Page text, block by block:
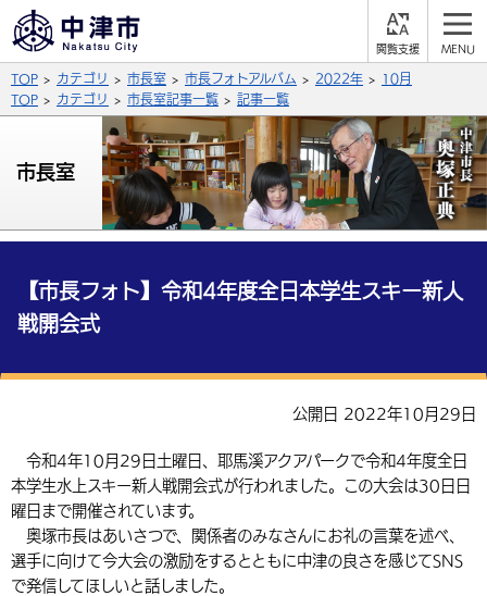
支
背景色
青 白
文字の大きさ
拡大 標準 縮小
英語（English） 中国語（簡体字）
中国語（繁体字） 韓国語（한국어）
公式SNS
X (Twitter) YouTube
サイト内検索
総合メニュー
くらしの情報
届出・登録・証明 保険・年金
健康・予防
税金 住宅・インフラ
環境・衛生
選挙 外国人の方向け情報
事業者の方へ
産業・雇用
農林水産業 税金
都市整備
施設情報 子どもを預ける
手当・助成
相談・支援・情報 計画・施策
観光・移住
観光なび
遊ぶ・体験する グルメ・食べる
市政情報
中津市について 市役所の紹介
TOP カテゴリ 市長室 市長フォトアルバム 2022年
10月
TOP
カテゴリ 市長室記事一覧 記事一覧
市長室
【市長フォト】令和4年度全日本学生スキー新人
戦開会式
公開日 2022年10月29日
令和4年10月29日土曜日、耶馬溪アクアパークで令和4年度全日
本学生水上スキー新人戦開会式が行われました。この大会は30日日
曜日まで開催されています。
奥塚市長はあいさつで、関係者のみなさんにお礼の言葉を述べ、
選手に向けて今大会の激励をするとともに中津の良さを感じてSNS
で発信してほしいと話しました。